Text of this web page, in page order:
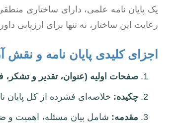
یک پایان نامه علمی، دارای ساختاری
رعایت این ساختار، نه تنها برای ارزیابی
اجزای کلیدی پایان نامه و نقش
صفحات اولیه (عنوان، تقدیر و
چکیده: خلاصه‌ای فشرده از کل پایان نامه (بین 200 تا 300 کلمه) که شامل هدف، روش،
مقدمه: شامل بیان مسئله، اهمیت و